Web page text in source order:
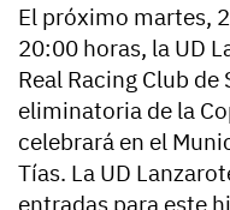
El próximo martes,
20:00 horas, la UD
Real Racing Club
eliminatoria de la
celebrará en el
Tías. La UD
entradas para este